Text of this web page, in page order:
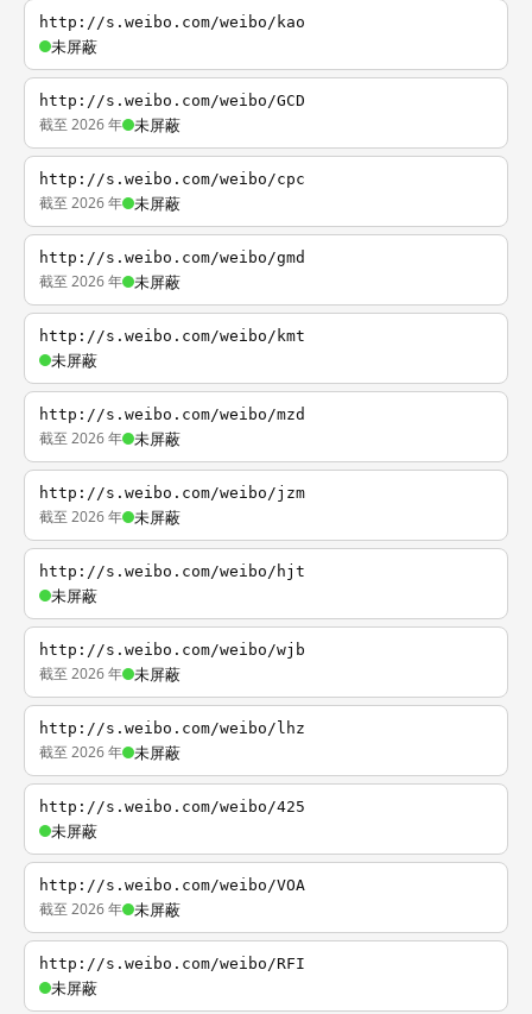
http://s.weibo.com/weibo/kao
未屏蔽
http://s.weibo.com/weibo/GCD
截至 2026 年 未屏蔽
http://s.weibo.com/weibo/cpc
截至 2026 年 未屏蔽
http://s.weibo.com/weibo/gmd
截至 2026 年 未屏蔽
http://s.weibo.com/weibo/kmt
未屏蔽
http://s.weibo.com/weibo/mzd
截至 2026 年 未屏蔽
http://s.weibo.com/weibo/jzm
截至 2026 年 未屏蔽
http://s.weibo.com/weibo/hjt
未屏蔽
http://s.weibo.com/weibo/wjb
截至 2026 年 未屏蔽
http://s.weibo.com/weibo/lhz
截至 2026 年 未屏蔽
http://s.weibo.com/weibo/425
未屏蔽
http://s.weibo.com/weibo/VOA
截至 2026 年 未屏蔽
http://s.weibo.com/weibo/RFI
未屏蔽